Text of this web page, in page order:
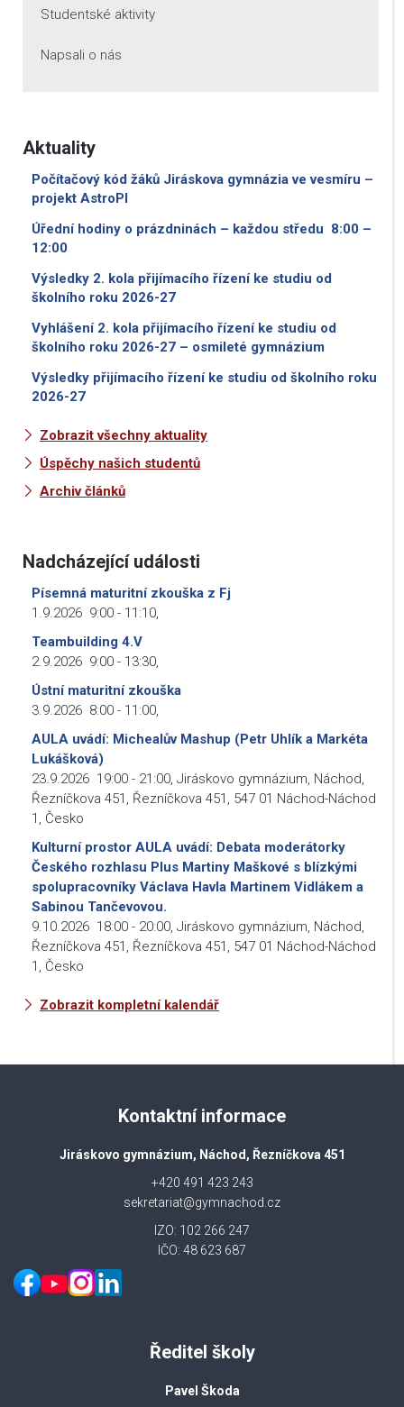
Studentské aktivity
Napsali o nás
Aktuality
Počítačový kód žáků Jiráskova gymnázia ve vesmíru –
projekt AstroPI
Úřední hodiny o prázdninách – každou středu 8:00 –
12:00
Výsledky 2. kola přijímacího řízení ke studiu od
školního roku 2026-27
Vyhlášení 2. kola přijímacího řízení ke studiu od
školního roku 2026-27 – osmileté gymnázium
Výsledky přijímacího řízení ke studiu od školního roku
2026-27
Zobrazit všechny aktuality
Úspěchy našich studentů
Archiv článků
Nadcházející události
Písemná maturitní zkouška z Fj
1.9.2026 9:00 - 11:10,
Teambuilding 4.V
2.9.2026 9:00 - 13:30,
Ústní maturitní zkouška
3.9.2026 8:00 - 11:00,
AULA uvádí: Michealův Mashup (Petr Uhlík a Markéta
Lukášková)
23.9.2026 19:00 - 21:00, Jiráskovo gymnázium, Náchod,
Řezníčkova 451, Řezníčkova 451, 547 01 Náchod-Náchod
1, Česko
Kulturní prostor AULA uvádí: Debata moderátorky
Českého rozhlasu Plus Martiny Maškové s blízkými
spolupracovníky Václava Havla Martinem Vidlákem a
Sabinou Tančevovou.
9.10.2026 18:00 - 20:00, Jiráskovo gymnázium, Náchod,
Řezníčkova 451, Řezníčkova 451, 547 01 Náchod-Náchod
1, Česko
Zobrazit kompletní kalendář
Kontaktní informace
Jiráskovo gymnázium, Náchod, Řezníčkova 451
+420 491 423 243
sekretariat@gymnachod.cz
IZO: 102 266 247
IČO: 48 623 687
Ředitel školy
Pavel Škoda